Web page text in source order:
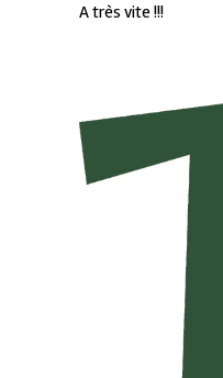
A très vite !!!